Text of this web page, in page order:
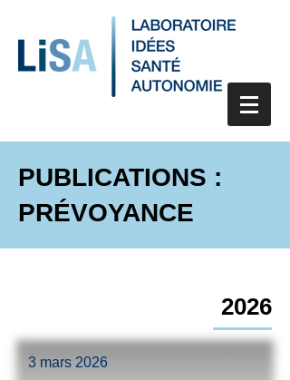
PUBLICATIONS :
PRÉVOYANCE
2026
3 mars 2026